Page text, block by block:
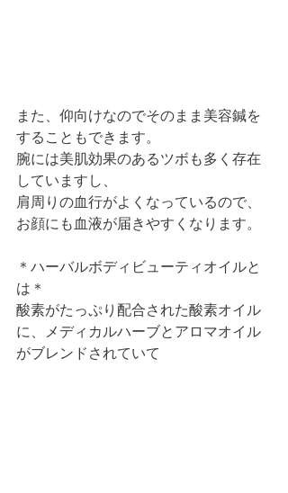
また、仰向けなのでそのまま美容鍼を
することもできます。
腕には美肌効果のあるツボも多く存在
していますし、
肩周りの血行がよくなっているので、
お顔にも血液が届きやすくなります。
＊ハーバルボディビューティオイルと
は＊
酸素がたっぷり配合された酸素オイル
に、メディカルハーブとアロマオイル
がブレンドされていて